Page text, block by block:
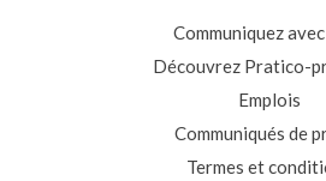
Communiquez
Découvrez Pratico-
Emplois
Communiqués de
Termes et